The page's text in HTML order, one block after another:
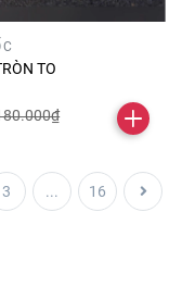
TO
3 ... 16